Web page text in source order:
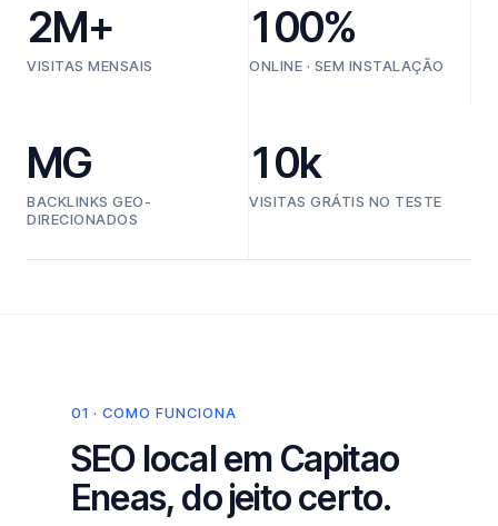
2M+
VISITAS MENSAIS
100%
ONLINE · SEM INSTALAÇÃO
MG
BACKLINKS GEO-
DIRECIONADOS
10k
VISITAS GRÁTIS NO TESTE
01 · COMO FUNCIONA
SEO local em Capitao
Eneas, do jeito certo.